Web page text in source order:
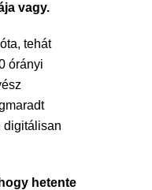
vagy.
tehát
órányi
digitálisan
hetente